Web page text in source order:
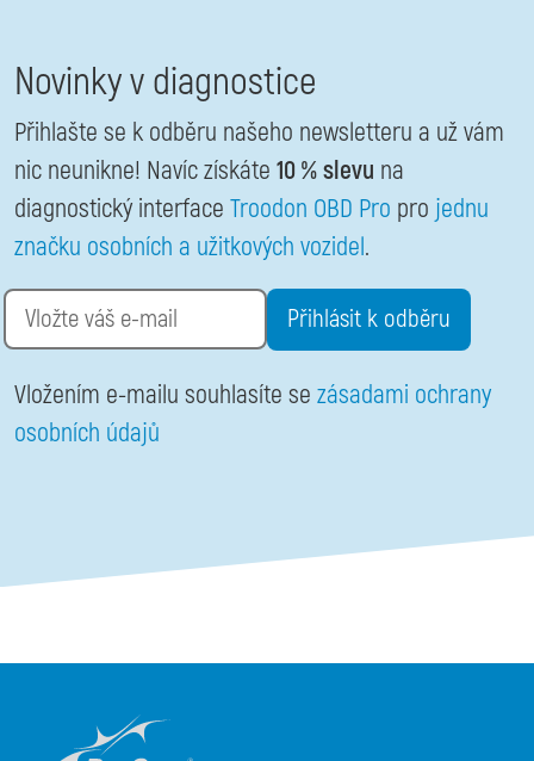
Novinky v diagnostice
Přihlašte se k odběru našeho newsletteru a už vám
nic neunikne! Navíc získáte 10 % slevu na
diagnostický interface Troodon OBD Pro pro jednu
značku osobních a užitkových vozidel.
Email
Vložením e-mailu souhlasíte se zásadami ochrany
osobních údajů